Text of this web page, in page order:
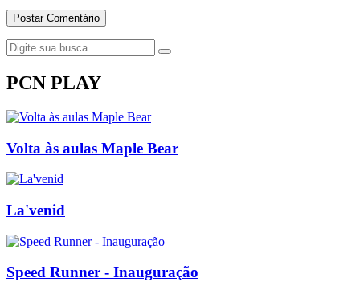
PCN PLAY
Volta às aulas Maple Bear
La'venid
Speed Runner - Inauguração